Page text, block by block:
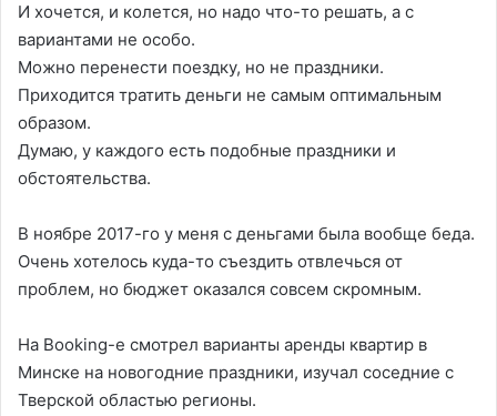
И хочется, и колется, но надо что-то решать, а с
вариантами не особо.
Можно перенести поездку, но не праздники.
Приходится тратить деньги не самым оптимальным
образом.
Думаю, у каждого есть подобные праздники и
обстоятельства.
В ноябре 2017-го у меня с деньгами была вообще беда.
Очень хотелось куда-то съездить отвлечься от
проблем, но бюджет оказался совсем скромным.
На Booking-е смотрел варианты аренды квартир в
Минске на новогодние праздники, изучал соседние с
Тверской областью регионы.